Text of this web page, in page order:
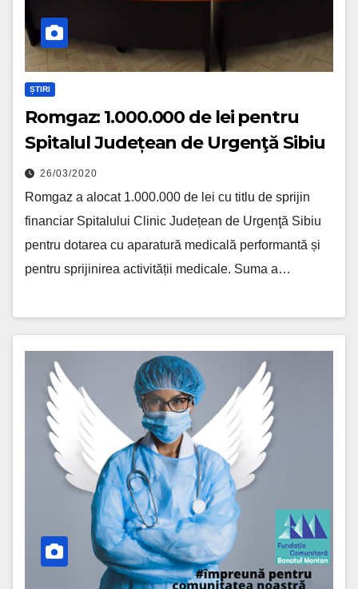
ȘTIRI
Romgaz: 1.000.000 de lei pentru
Spitalul Județean de Urgenţă Sibiu
26/03/2020
Romgaz a alocat 1.000.000 de lei cu titlu de sprijin
financiar Spitalului Clinic Județean de Urgenţă Sibiu
pentru dotarea cu aparatură medicală performantă și
pentru sprijinirea activității medicale. Suma a…